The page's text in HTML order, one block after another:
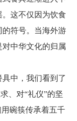
这不仅因为饮食
符号。当海外游
中华文化的归属
中，我们看到了
、对“礼仪”的坚
碗筷传承着五千